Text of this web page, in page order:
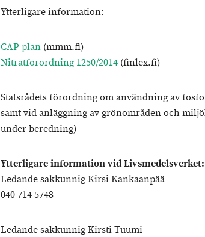
Ytterligare information:
CAP-plan (mmm.fi)
Nitratförordning 1250/2014 (finlex.fi)
Statsrådets förordning om användning av
samt vid anläggning av grönområden och
under beredning)
Ytterligare information vid Livsmedelsverket:
Ledande sakkunnig Kirsi Kankaanpää
040 714 5748
Ledande sakkunnig Kirsti Tuumi